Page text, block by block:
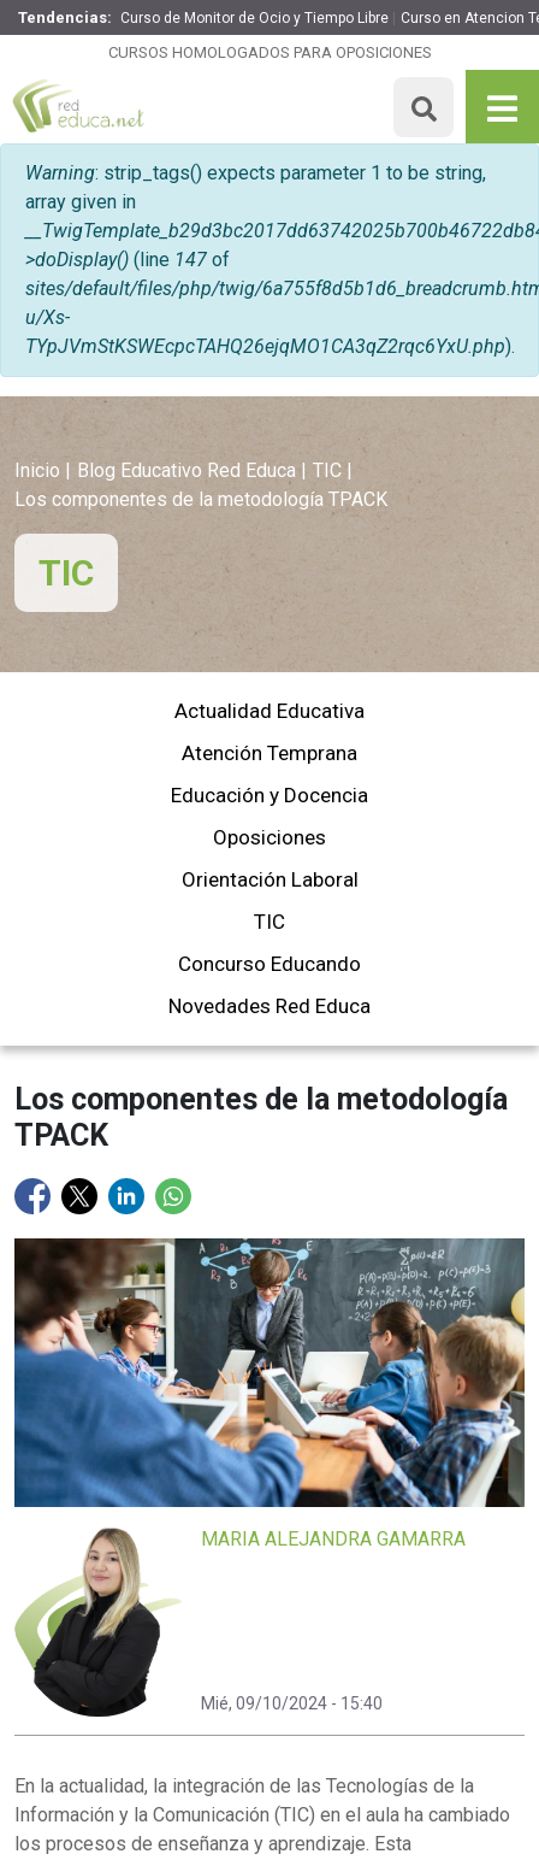
Tendencias: Curso de Monitor de Ocio y Tiempo Libre Curso en Atencion
CURSOS HOMOLOGADOS PARA OPOSICIONES
Mensaje de error
Warning: strip_tags() expects parameter 1 to be string,
array given in
>doDisplay() (line 147 of
sites/default/files/php/twig/
u/Xs-
TYpJVmStKSWEcpcTAHQ26ejqMO1CA3qZ2rqc6YxU.php).
Inicio Blog Educativo Red Educa
TIC
Los componentes de la metodología TPACK
TIC
Actualidad Educativa
Atención Temprana
Educación y Docencia
Oposiciones
Orientación Laboral
TIC
Concurso Educando
Novedades Red Educa
Los componentes de la metodología
TPACK
MARIA ALEJANDRA GAMARRA
Mié, 09/10/2024 - 15:40
En la actualidad, la integración de las Tecnologías de la
Información y la Comunicación (TIC) en el aula ha cambiado
los procesos de enseñanza y aprendizaje. Esta